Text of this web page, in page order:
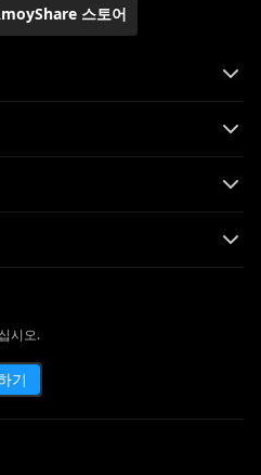
스토어
시오.
기